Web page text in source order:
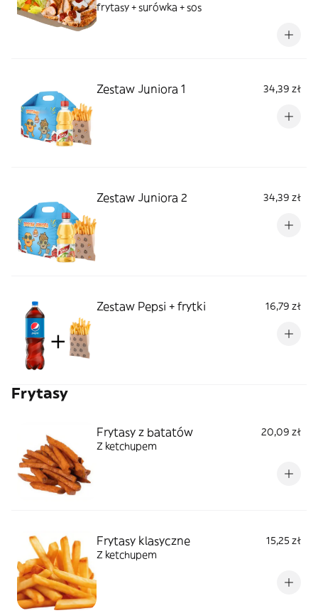
frytasy + surówka + sos
Zestaw Juniora 1 34,39 zł
Zestaw Juniora 2 34,39 zł
Zestaw Pepsi + frytki 16,79 zł
Frytasy
Frytasy z batatów
20,09 zł
Z ketchupem
Frytasy klasyczne
15,25 zł
Z ketchupem